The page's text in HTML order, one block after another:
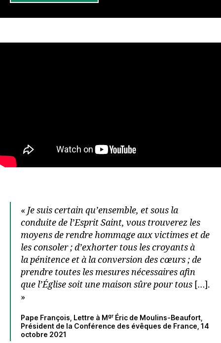
« Je suis certain qu’ensemble, et sous la
conduite de l’Esprit Saint, vous trouverez les
moyens de rendre hommage aux victimes et de
les consoler ; d’exhorter tous les croyants à
la pénitence et à la conversion des cœurs ; de
prendre toutes les mesures nécessaires afin
que l’Église soit une maison sûre pour tous […].
»
Pape François, Lettre à Mgr Éric de Moulins-Beaufort,
Président de la Conférence des évêques de France, 14
octobre 2021